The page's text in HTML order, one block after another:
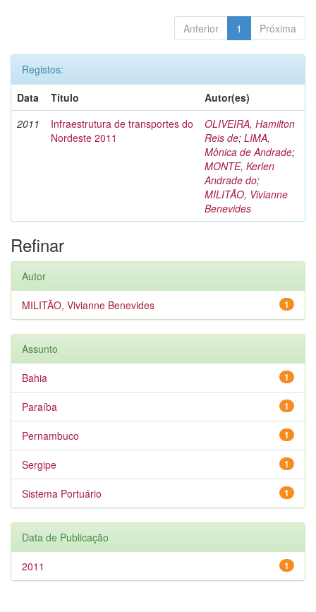
Anterior 1 Próxima
Registos:
Data
Título
Autor(es)
2011
Infraestrutura de transportes do
Nordeste 2011
OLIVEIRA, Hamilton
Reis de; LIMA,
Mônica de Andrade;
MONTE, Kerlen
Andrade do;
MILITÃO, Vivianne
Benevides
Refinar
Autor
1
MILITÃO, Vivianne Benevides
Assunto
1
Bahia
1
Paraíba
1
Pernambuco
1
Sergipe
1
Sistema Portuário
Data de Publicação
1
2011